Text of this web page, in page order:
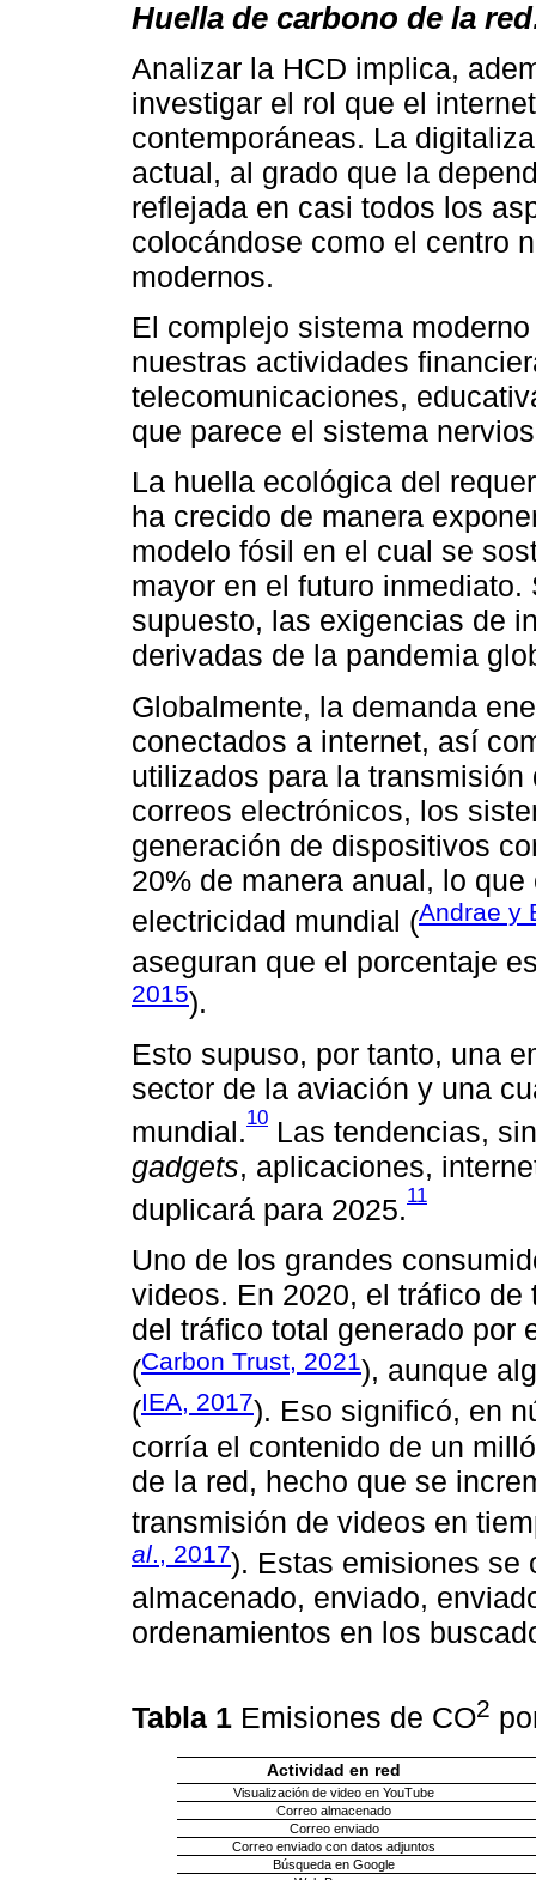
Huella de carbono de la
Analizar la HCD implica,
investigar el rol que el
contemporáneas. La
actual, al grado que la
reflejada en casi todos los
colocándose como el centro
modernos.
El complejo sistema
nuestras actividades
telecomunicaciones,
que parece el sistema
La huella ecológica del
ha crecido de manera
modelo fósil en el cual se
mayor en el futuro
supuesto, las exigencias de
derivadas de la pandemia
Globalmente, la demanda
conectados a internet, así
utilizados para la
correos electrónicos, los
generación de dispositivos
20% de manera anual, lo
electricidad mundial (Andrae y
aseguran que el porcentaje
2015).
Esto supuso, por tanto, una
sector de la aviación y una
mundial.10 Las tendencias,
gadgets, aplicaciones,
duplicará para 2025.11
Uno de los grandes
videos. En 2020, el tráfico
del tráfico total generado por
(Carbon Trust, 2021), aunque
(IEA, 2017). Eso significó, en
corría el contenido de un
de la red, hecho que se
transmisión de videos en
al., 2017). Estas emisiones se
almacenado, enviado,
ordenamientos en los
Tabla 1 Emisiones de CO2
Actividad en red
Visualización de video en YouTube
Correo almacenado
Correo enviado
Correo enviado con datos adjuntos
Búsqueda en Google